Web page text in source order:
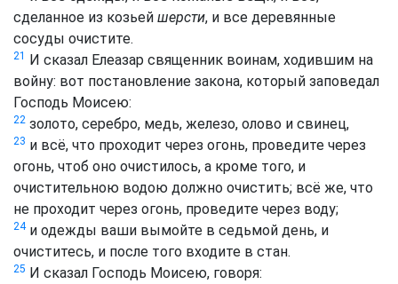
сделанное из козьей шерсти, и все деревянные
сосуды очистите.
21 И сказал Елеазар священник воинам, ходившим на
войну: вот постановление закона, который заповедал
Господь Моисею:
22 золото, серебро, медь, железо, олово и свинец,
23 и всё, что проходит через огонь, проведите через
огонь, чтоб оно очистилось, а кроме того, и
очистительною водою должно очистить; всё же, что
не проходит через огонь, проведите через воду;
24и одежды ваши вымойте в седьмой день, и
очиститесь, и после того входите в стан.
25 И сказал Господь Моисею, говоря: